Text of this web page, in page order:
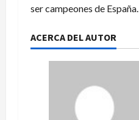
ser campeones de España.
ACERCA DEL AUTOR